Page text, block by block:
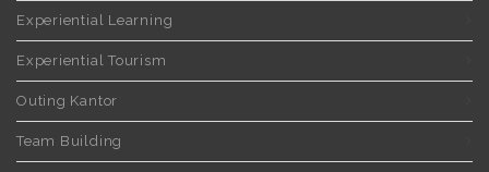
Experiential Learning
Experiential Tourism
Outing Kantor
Team Building